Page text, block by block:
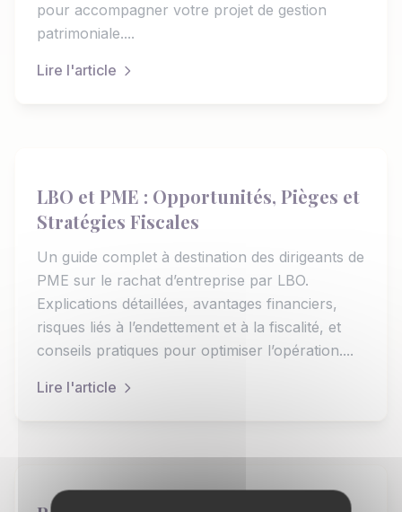
pour accompagner votre projet de gestion
patrimoniale....
Lire l'article
LBO et PME : Opportunités, Pièges et
Stratégies Fiscales
Un guide complet à destination des dirigeants de
PME sur le rachat d’entreprise par LBO.
Explications détaillées, avantages financiers,
risques liés à l’endettement et à la fiscalité, et
conseils pratiques pour optimiser l’opération....
Lire l'article